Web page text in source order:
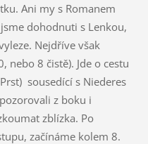
Ani my s Romanem
dohodnuti s Lenkou,
Nejdříve však
nebo 8 čistě). Jde o cestu
sousedící s Niederes
z boku i
zblízka. Po
začínáme kolem 8.